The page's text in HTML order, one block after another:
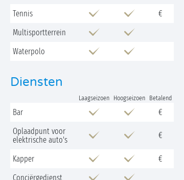
Tennis
€
Multisportterrein
Waterpolo
Diensten
Laagseizoen Hoogseizoen Betalend
Bar
€
Oplaadpunt voor
elektrische auto's
€
Kapper
€
Conciërgedienst